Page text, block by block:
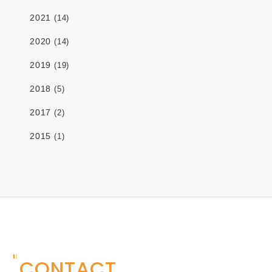
2021 (14)
2020 (14)
2019 (19)
2018 (5)
2017 (2)
2015 (1)